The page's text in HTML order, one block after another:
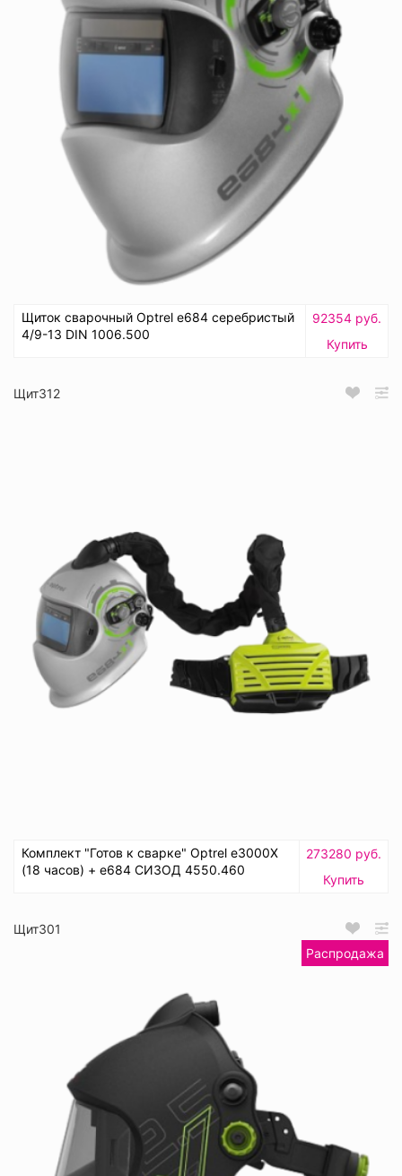
Щиток сварочный Optrel е684 серебристый
4/9-13 DIN 1006.500
92354 руб.
Купить
Щит312
Комплект "Готов к сварке" Optrel e3000X
(18 часов) + e684 СИЗОД 4550.460
273280 руб.
Купить
Щит301
Распродажа